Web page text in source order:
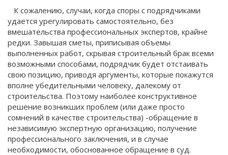
К сожалению, случаи, когда споры с подрядчиками
удается урегулировать самостоятельно, без
вмешательства профессиональных экспертов, крайне
редки. Завышая сметы, приписывая объемы
выполненных работ, скрывая строительный брак всеми
возможными способами, подрядчик будет отстаивать
свою позицию, приводя аргументы, которые покажутся
вполне убедительными человеку, далекому от
строительства. Поэтому наиболее конструктивное
решение возникших проблем (или даже просто
сомнений в качестве строительства) -обращение в
независимую экспертную организацию, получение
профессионального заключения, и в случае
необходимости, обоснованное обращение в суд.